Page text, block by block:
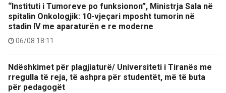
“Instituti i Tumoreve po funksionon”, Ministrja Sala në
spitalin Onkologjik: 10-vjeçari mposht tumorin në
stadin IV me aparaturën e re moderne
06/08 18:11
Ndëshkimet për plagjiaturë/ Universiteti i Tiranës me
rregulla të reja, të ashpra për studentët, më të buta
për pedagogët